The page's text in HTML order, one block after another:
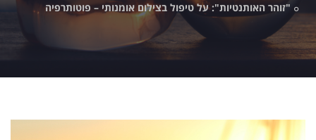
"זוהר האותנטיות": על טיפול בצילום אומנותי – פוטותרפיה